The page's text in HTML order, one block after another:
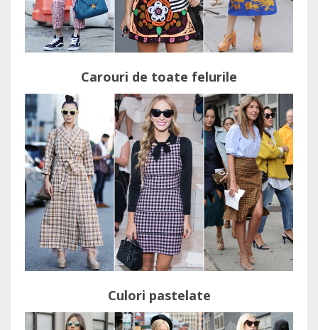
Carouri de toate felurile
Culori pastelate